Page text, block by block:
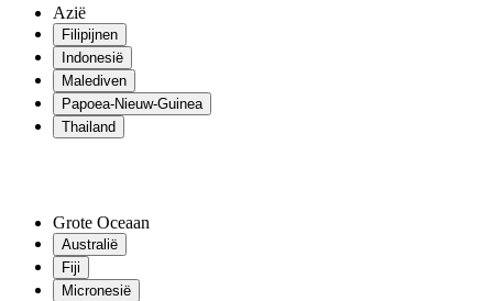
Azië
Filipijnen
Indonesië
Malediven
Papoea-Nieuw-Guinea
Thailand
Grote Oceaan
Australië
Fiji
Micronesië